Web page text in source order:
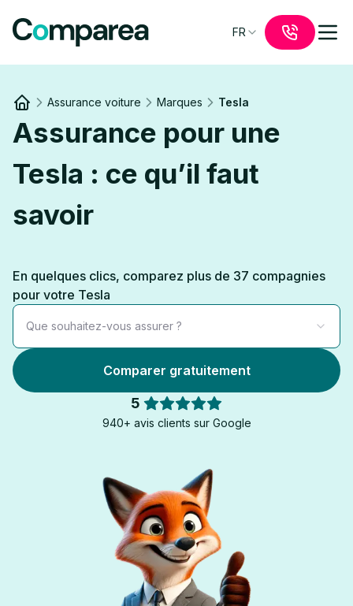
FR
Assurance voiture Marques Tesla
Assurance pour une
Tesla : ce qu’il faut
savoir
En quelques clics, comparez plus de 37 compagnies
pour votre Tesla
Que souhaitez-vous assurer ?
Comparer gratuitement
5
940+ avis clients sur Google